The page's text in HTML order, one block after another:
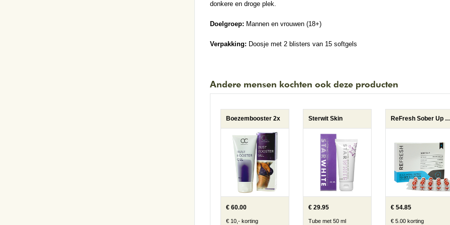
donkere en droge plek.
Doelgroep: Mannen en vrouwen (18+)
Verpakking: Doosje met 2 blisters van 15 softgels
Andere mensen kochten ook deze producten
Boezembooster 2x
€ 60.00
€ 10,- korting
Sterwit Skin
€ 29.95
Tube met 50 ml
ReFresh
€ 54.85
€ 5.00 korting